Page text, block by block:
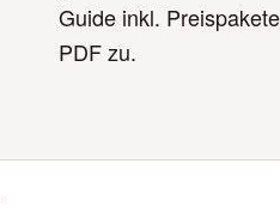
Guide inkl.
PDF zu.